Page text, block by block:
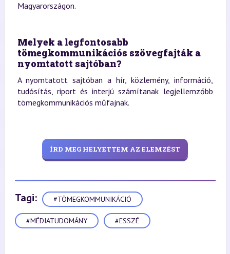
Magyarországon.
Melyek a legfontosabb
tömegkommunikációs szövegfajták a
nyomtatott sajtóban?
A nyomtatott sajtóban a hír, közlemény, információ,
tudósítás, riport és interjú számítanak legjellemzőbb
tömegkommunikációs műfajnak.
ÍRD MEG HELYETTEM AZ ELEMZÉST
Tagi: #TÖMEGKOMMUNIKÁCIÓ
#MÉDIATUDOMÁNY #ESSZÉ